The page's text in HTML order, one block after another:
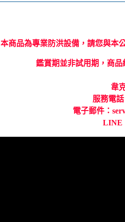
本商品為專業防洪設備，請您與本
鑑賞期並非試用期，商品
韋
服務電話
電子郵件：
LINE